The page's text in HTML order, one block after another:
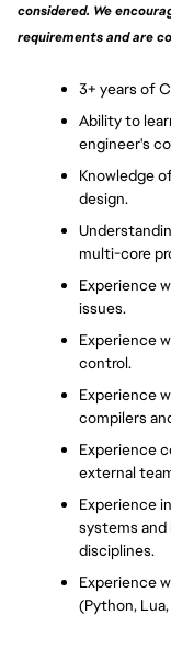
considered. We
requirements and are
3+ years of
Ability to
engineer's
Knowledge
design.
multi-core
Experience
issues.
Experience
control.
Experience
compilers
Experience
external
Experience
systems
disciplines.
Experience
(Python,